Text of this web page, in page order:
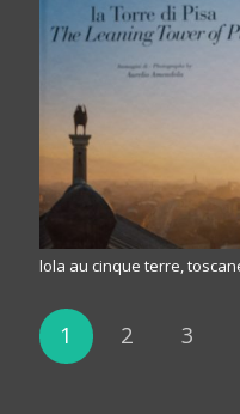
lola au cinque terre,
1 2 3